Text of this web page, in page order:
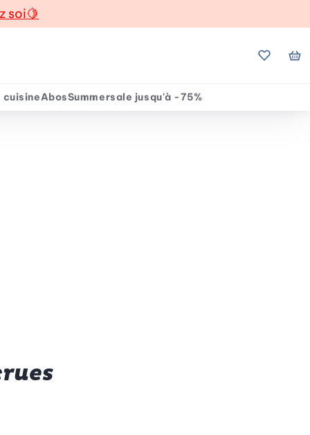
soi🍋
Mes
cuisineAbosSummersale jusqu'à -75%